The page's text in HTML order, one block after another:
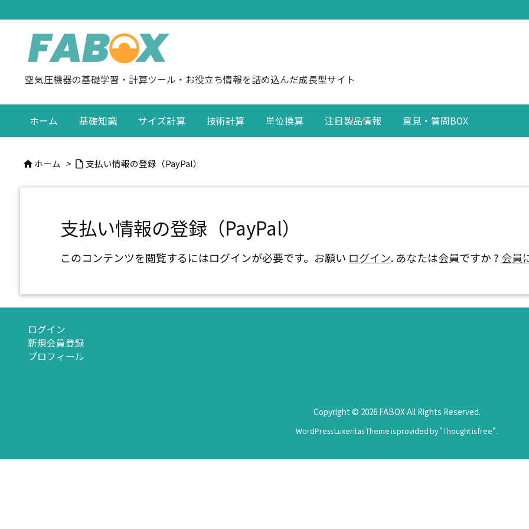
空気圧機器の基礎学習・計算ツール・お役立ち情報を詰め込んだ成長型サイト
ホーム 基礎知識 サイズ計算 技術計算 単位換算 注目製品情報 意見・質問BOX
 ホーム >  支払い情報の登録（PayPal）
支払い情報の登録（PayPal）
このコンテンツを閲覧するにはログインが必要です。お願い ログイン. あなたは会員ですか ? 会員
ログイン
新規会員登録
プロフィール
Copyright © 2026 FABOXAll Rights Reserved.
WordPress Luxeritas Theme is provided by "Thought is free".